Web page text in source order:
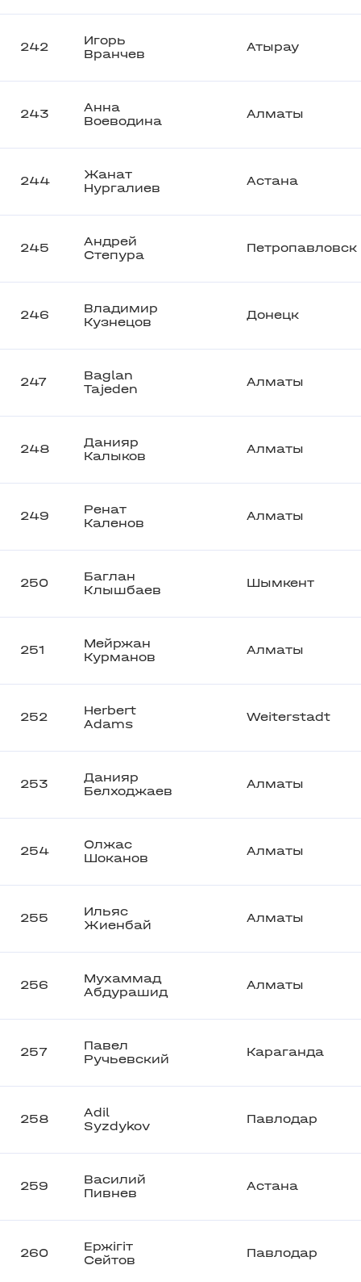
242
Игорь
Вранчев
Атырау
243
Анна
Воеводина
Алматы
244
Жанат
Нургалиев
Астана
245
Андрей
Степура
Петропавловск
246
Владимир
Кузнецов
Донецк
247
Baglan
Tajeden
Алматы
248
Данияр
Калыков
Алматы
249
Ренат
Каленов
Алматы
250
Баглан
Клышбаев
Шымкент
251
Мейржан
Курманов
Алматы
252
Herbert
Adams
Weiterstadt
253
Данияр
Белходжаев
Алматы
254
Олжас
Шоканов
Алматы
255
Ильяс
Жиенбай
Алматы
256
Мухаммад
Абдурашид
Алматы
257
Павел
Ручьевский
Караганда
258
Adil
Syzdykov
Павлодар
259
Василий
Пивнев
Астана
260
Ержігіт
Сейтов
Павлодар